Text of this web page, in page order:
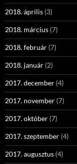
2018. április (3)
2018. március (7)
2018. február (7)
2018. január (2)
2017. december (4)
2017. november (7)
2017. október (7)
2017. szeptember (4)
2017. augusztus (4)